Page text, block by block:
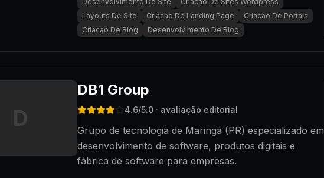
Layouts De Site
Criacao De Landing Page
Criacao De Portais
Criacao De Blog
Desenvolvimento De Blog
D
DB1 Group
4.6/5.0 · avaliação editorial
Grupo de tecnologia de Maringá (PR) especializado em
desenvolvimento de software, produtos digitais e
fábrica de software para empresas.